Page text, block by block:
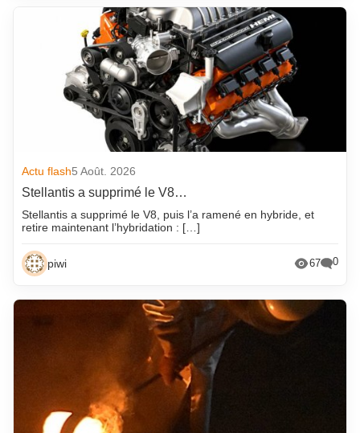
Actu flash5 Août. 2026
Stellantis a supprimé le V8…
Stellantis a supprimé le V8, puis l’a ramené en hybride, et
retire maintenant l’hybridation : […]
piwi 67 0